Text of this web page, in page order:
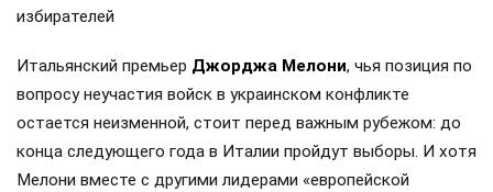
избирателей
Итальянский премьер Джорджа Мелони, чья позиция по
вопросу неучастия войск в украинском конфликте
остается неизменной, стоит перед важным рубежом: до
конца следующего года в Италии пройдут выборы. И хотя
Мелони вместе с другими лидерами «европейской